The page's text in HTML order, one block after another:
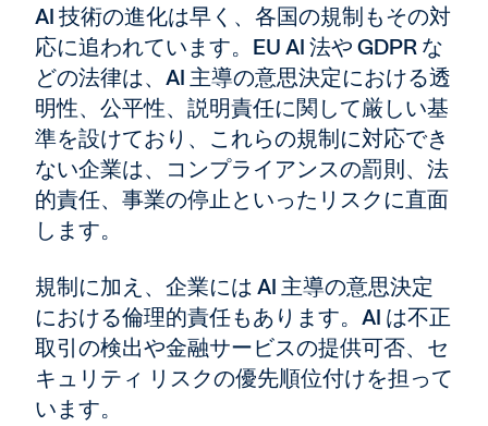
AI 技術の進化は早く、各国の規制もその対
応に追われています。EU AI 法や GDPR な
どの法律は、AI 主導の意思決定における透
明性、公平性、説明責任に関して厳しい基
準を設けており、これらの規制に対応でき
ない企業は、コンプライアンスの罰則、法
的責任、事業の停止といったリスクに直面
します。
規制に加え、企業には AI 主導の意思決定
における倫理的責任もあります。AI は不正
取引の検出や金融サービスの提供可否、セ
キュリティ リスクの優先順位付けを担って
います。